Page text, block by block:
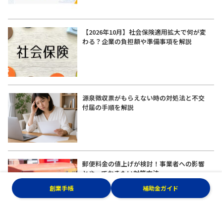
【2026年10月】社会保険適用拡大で何が変
わる？企業の負担額や準備事項を解説
源泉徴収票がもらえない時の対処法と不交
付届の手順を解説
郵便料金の値上げが検討！事業者への影響
とやっておきたい対策方法
創業手帳 補助金ガイド